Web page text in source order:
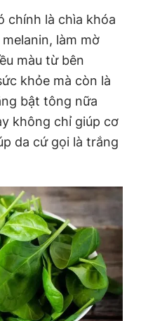
chính là chìa khóa
làm mờ
màu từ bên
khỏe mà còn là
bật tông nữa
không chỉ giúp cơ
da cứ gọi là trắng